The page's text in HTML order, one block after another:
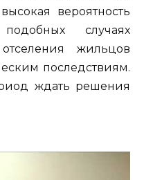
вероятность
случаях
жильцов
последствиям.
ждать решения